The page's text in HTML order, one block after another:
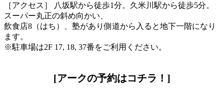
［アクセス］ 八坂駅から徒歩1分。久米川駅から徒歩5分。
スーパー丸正の斜め向かい、
飲食店8（はち）、塾があり側道から入ると地下一階になり
ます。
※駐車場は2F 17, 18, 37番をご利用ください。
[アークの予約はコチラ！]